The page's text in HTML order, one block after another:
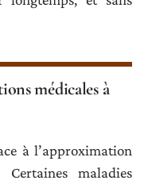
médicales à
à l’approximation
maladies